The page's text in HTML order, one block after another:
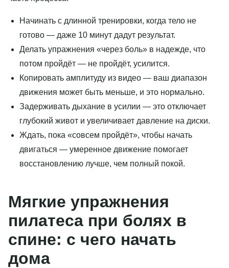
Начинать с длинной тренировки, когда тело не
готово — даже 10 минут дадут результат.
Делать упражнения «через боль» в надежде, что
потом пройдёт — не пройдёт, усилится.
Копировать амплитуду из видео — ваш диапазон
движения может быть меньше, и это нормально.
Задерживать дыхание в усилии — это отключает
глубокий живот и увеличивает давление на диски.
Ждать, пока «совсем пройдёт», чтобы начать
двигаться — умеренное движение помогает
восстановлению лучше, чем полный покой.
Мягкие упражнения
пилатеса при болях в
спине: с чего начать
дома